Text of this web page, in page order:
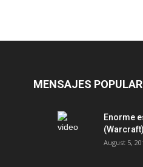
MENSAJES
Enorme
August 5,